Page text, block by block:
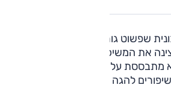
שפשוט גורמת לך לחייך – וגרסת
את המשיכה שלה, עם ספויילרים,